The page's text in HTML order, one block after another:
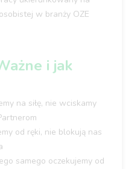
w branży OZE
i jak
na siłę, nie wciskamy
od ręki, nie blokują nas
samego oczekujemy od